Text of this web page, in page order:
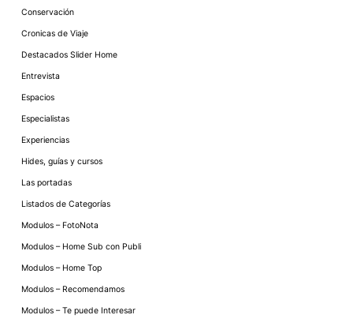
Conservación
Cronicas de Viaje
Destacados Slider Home
Entrevista
Espacios
Especialistas
Experiencias
Hides, guías y cursos
Las portadas
Listados de Categorías
Modulos – FotoNota
Modulos – Home Sub con Publi
Modulos – Home Top
Modulos – Recomendamos
Modulos – Te puede Interesar